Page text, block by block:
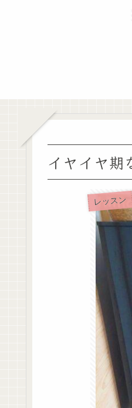
イヤイヤ期
レッスン